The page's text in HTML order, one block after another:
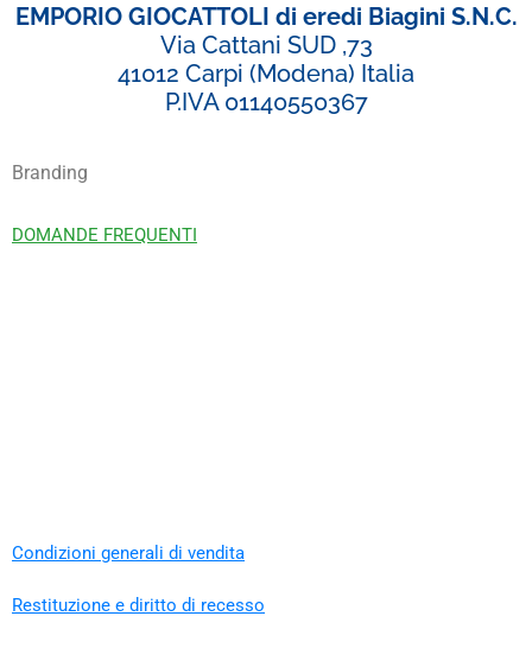
EMPORIO GIOCATTOLI di eredi Biagini S.N.C.
Via Cattani SUD ,73
41012 Carpi (Modena) Italia
P.IVA 01140550367
Branding
DOMANDE FREQUENTI
Condizioni generali di vendita
Restituzione e diritto di recesso